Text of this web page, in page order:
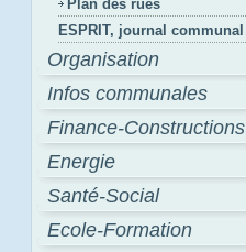
Plan des rues
ESPRIT, journal communal
Organisation
Infos communales
Finance-Constructions
Energie
Santé-Social
Ecole-Formation